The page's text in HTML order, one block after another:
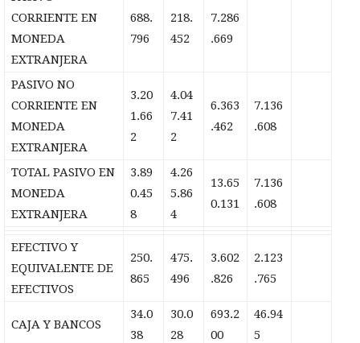
CORRIENTE EN
MONEDA
EXTRANJERA
688.
796
218.
452
7.286
.669
PASIVO NO
CORRIENTE EN
MONEDA
EXTRANJERA
3.20
1.66
2
4.04
7.41
2
6.363
.462
7.136
.608
TOTAL PASIVO EN
MONEDA
EXTRANJERA
3.89
0.45
8
4.26
5.86
4
13.65
0.131
7.136
.608
EFECTIVO Y
EQUIVALENTE DE
EFECTIVOS
250.
865
475.
496
3.602
.826
2.123
.765
CAJA Y BANCOS
34.0
38
30.0
28
693.2
00
46.94
5